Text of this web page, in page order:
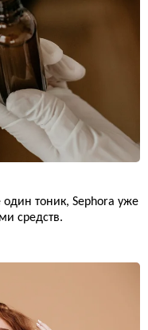
тоник, Sephora уже
средств.